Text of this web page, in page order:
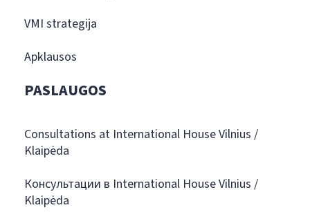
VMI strategija
Apklausos
PASLAUGOS
Consultations at International House Vilnius /
Klaipėda
Консультации в International House Vilnius /
Klaipėda